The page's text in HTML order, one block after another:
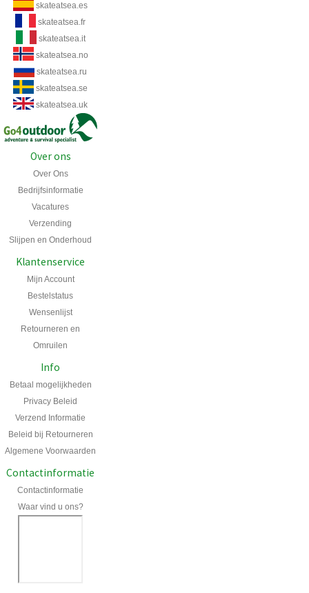
skateatsea.es
skateatsea.fr
skateatsea.it
skateatsea.no
skateatsea.ru
skateatsea.se
skateatsea.uk
Over ons
Over Ons
Bedrijfsinformatie
Vacatures
Verzending
Slijpen en Onderhoud
Klantenservice
Mijn Account
Bestelstatus
Wensenlijst
Retourneren en
Omruilen
Info
Betaal mogelijkheden
Privacy Beleid
Verzend Informatie
Beleid bij Retourneren
Algemene Voorwaarden
Contactinformatie
Contactinformatie
Waar vind u ons?